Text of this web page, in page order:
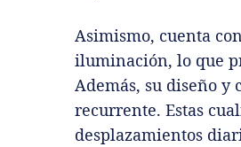
Asimismo, cuenta
iluminación, lo que
Además, su diseño
recurrente. Estas
desplazamientos